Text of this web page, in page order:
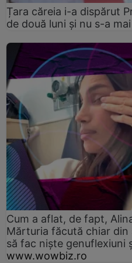
Țara căreia i-a dispărut
de două luni și nu s-a
Cum a aflat, de fapt,
Mărturia făcută chiar din
să fac niște genuflexiuni
www.wowbiz.ro